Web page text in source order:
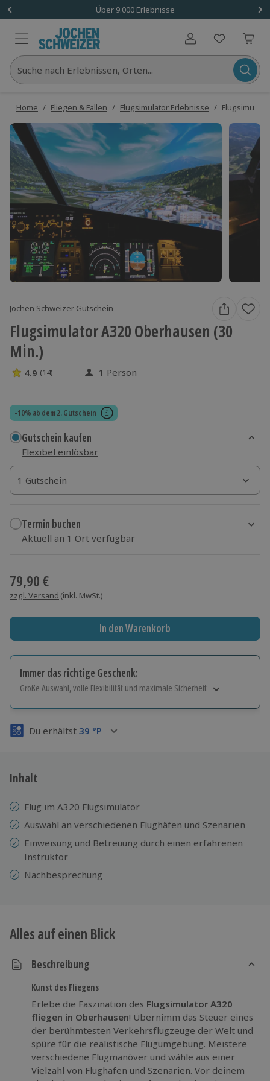
Über 9.000 Erlebnisse
Benutzerkonto
Suche nach Erlebnissen, Orten...
Home / Fliegen & Fallen / Flugsimulator Erlebnisse /
Jochen Schweizer Gutschein
Flugsimulator A320 Oberhausen (30
Min.)
4.9 Sterne von 5 aus 14 Bewertungen
4.9 (14) 1 Person
-10% ab dem 2. Gutschein
Gutschein kaufen
Flexibel einlösbar
1 Gutschein
1 Gutschein
1 Gutschein
Termin buchen
Aktuell an 1 Ort verfügbar
79,90 €
zzgl. Versand (inkl. MwSt.)
In den Warenkorb
Immer das richtige Geschenk:
Große Auswahl, volle Flexibilität und maximale Sicherheit
Volle Flexibilität
3 Jahre gültig & verlängerbar.
Du erhältst 39 °P
Inhalt
Flug im A320 Flugsimulator
Auswahl an verschiedenen Flughäfen und Szenarien
Einweisung und Betreuung durch einen erfahrenen
Instruktor
Nachbesprechung
Alles auf einen Blick
Beschreibung
Kunst des Fliegens
Erlebe die Faszination des Flugsimulator A320
fliegen in Oberhausen! Übernimm das Steuer eines
der berühmtesten Verkehrsflugzeuge der Welt und
spüre für die realistische Flugumgebung. Meistere
verschiedene Flugmanöver und wähle aus einer
Vielzahl von Flughäfen und Szenarien. Vor deinem